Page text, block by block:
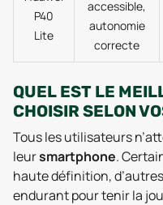
P40
Lite
accessible,
autonomie
correcte
QUEL EST LE
CHOISIR SELON
Tous les utilisateurs
leursmartphone.
haute définition,
endurant pour tenir la